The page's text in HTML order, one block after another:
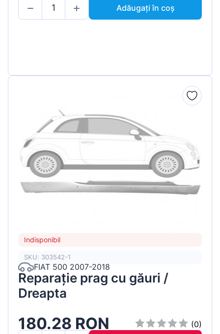
Adăugați în coș
Indisponibil
SKU: 303542-1
FIAT 500 2007-2018
Reparație prag cu găuri /
Dreapta
180.28 RON
(0)